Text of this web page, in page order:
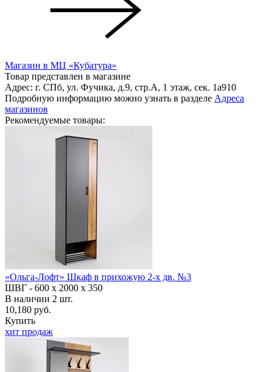
Магазин в МЦ «Кубатура»
Товар представлен в магазине
Адрес: г. СПб, ул. Фучика, д.9, стр.А, 1 этаж, сек. 1a910
Подробную информацию можно узнать в разделе Адреса
магазинов
Рекомендуемые товары:
«Ольга-Лофт» Шкаф в прихожую 2-х дв. №3
ШВГ - 600 х 2000 х 350
В наличии 2 шт.
10,180 руб.
Купить
хит продаж